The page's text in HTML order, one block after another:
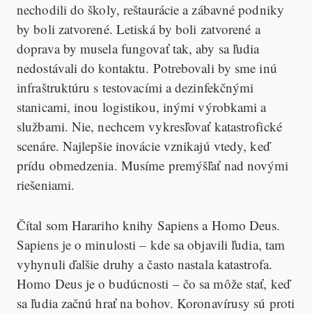
nechodili do školy, reštaurácie a zábavné podniky
by boli zatvorené. Letiská by boli zatvorené a
doprava by musela fungovať tak, aby sa ľudia
nedostávali do kontaktu. Potrebovali by sme inú
infraštruktúru s testovacími a dezinfekčnými
stanicami, inou logistikou, inými výrobkami a
službami. Nie, nechcem vykresľovať katastrofické
scenáre. Najlepšie inovácie vznikajú vtedy, keď
prídu obmedzenia. Musíme premýšľať nad novými
riešeniami.
Čítal som Harariho knihy Sapiens a Homo Deus.
Sapiens je o minulosti – kde sa objavili ľudia, tam
vyhynuli ďalšie druhy a často nastala katastrofa.
Homo Deus je o budúcnosti – čo sa môže stať, keď
sa ľudia začnú hrať na bohov. Koronavírusy sú proti